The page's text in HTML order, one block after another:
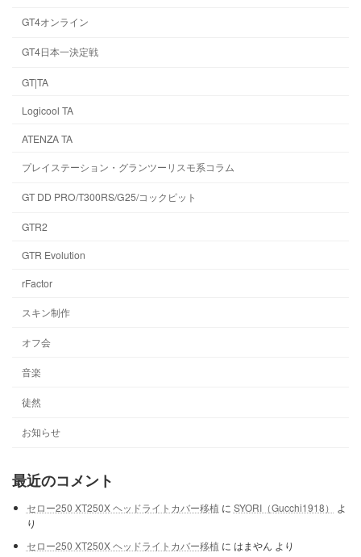
GT4オンライン
GT4日本一決定戦
GT|TA
Logicool TA
ATENZA TA
プレイステーション・グランツーリスモ系コラム
GT DD PRO/T300RS/G25/コックピット
GTR2
GTR Evolution
rFactor
スキン制作
オフ会
音楽
徒然
お知らせ
最近のコメント
セロー250 XT250X ヘッドライトカバー移植 に SYORI（Gucchi1918）
よ
り
セロー250 XT250X ヘッドライトカバー移植 に はまやん より